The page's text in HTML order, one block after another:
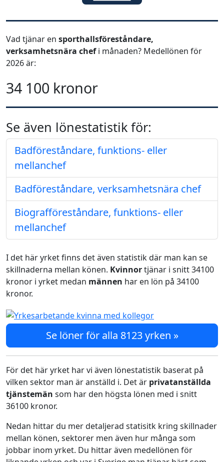
Vad tjänar en sporthallsföreståndare,
verksamhetsnära chefi månaden? Medellönen för
2026 är:
34 100 kronor
Se även lönestatistik för:
Badföreståndare, funktions- eller
mellanchef
Badföreståndare, verksamhetsnära chef
Biografföreståndare, funktions- eller
mellanchef
I det här yrket finns det även statistik där man kan se
skillnaderna mellan könen. Kvinnortjänar i snitt 34100
kronor i yrket medan männen har en lön på 34100
kronor.
Se löner för alla 8123 yrken »
För det här yrket har vi även lönestatistik baserat på
vilken sektor man är anställd i. Det är privatanställda
tjänstemän som har den högsta lönen med i snitt
36100 kronor.
Nedan hittar du mer detaljerad statisitk kring skillnader
mellan könen, sektorer men även hur många som
jobbar inom yrket. Du hittar även medellönen för